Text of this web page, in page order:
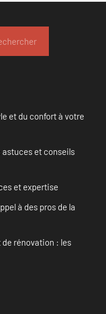
et du confort à votre
astuces et conseils
et expertise
à des pros de la
rénovation : les